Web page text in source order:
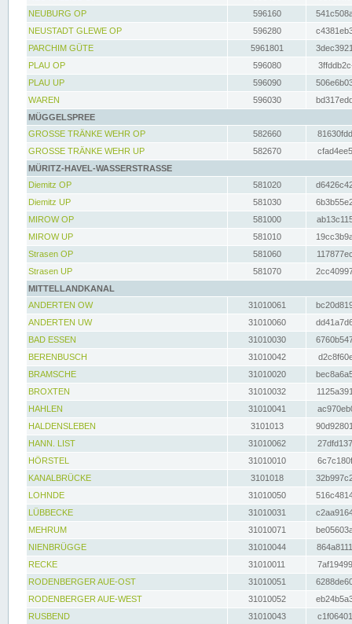
NEUBURG OP
596160
NEUSTADT GLEWE OP
596280
PARCHIM GÜTE
5961801
PLAU OP
596080
PLAU UP
596090
WAREN
596030
MÜGGELSPREE
GROSSE TRÄNKE WEHR OP
582660
GROSSE TRÄNKE WEHR UP
582670
MÜRITZ-HAVEL-WASSERSTRASSE
Diemitz OP
581020
Diemitz UP
581030
MIROW OP
581000
MIROW UP
581010
Strasen OP
581060
Strasen UP
581070
MITTELLANDKANAL
ANDERTEN OW
31010061
ANDERTEN UW
31010060
BAD ESSEN
31010030
BERENBUSCH
31010042
BRAMSCHE
31010020
BROXTEN
31010032
HAHLEN
31010041
HALDENSLEBEN
3101013
HANN. LIST
31010062
HÖRSTEL
31010010
KANALBRÜCKE
3101018
LOHNDE
31010050
LÜBBECKE
31010031
MEHRUM
31010071
NIENBRÜGGE
31010044
RECKE
31010011
RODENBERGER AUE-OST
31010051
RODENBERGER AUE-WEST
31010052
RUSBEND
31010043